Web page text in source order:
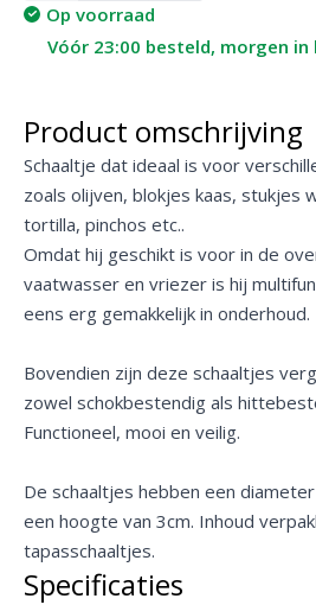
Op voorraad
Vóór 23:00 besteld, morgen in
Product omschrijving
Schaaltje dat ideaal is voor
zoals olijven, blokjes kaas, stukjes
tortilla, pinchos etc..
Omdat hij geschikt is voor in de
vaatwasser en vriezer is hij
eens erg gemakkelijk in onderhoud.
Bovendien zijn deze schaaltjes
zowel schokbestendig als
Functioneel, mooi en veilig.
De schaaltjes hebben een
een hoogte van 3cm. Inhoud
tapasschaaltjes.
Specificaties